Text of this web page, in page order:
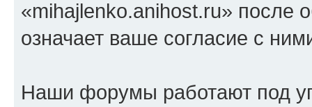
«mihajlenko.anihost.ru» после
означает ваше согласие с
Наши форумы работают под